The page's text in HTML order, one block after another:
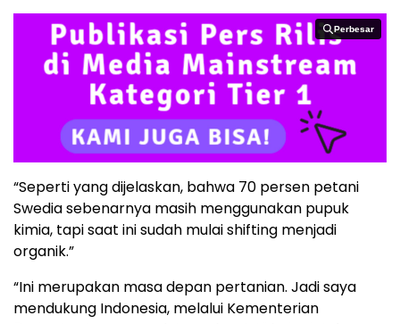
Perbesar
Perbesar
“Seperti yang dijelaskan, bahwa 70 persen petani
Swedia sebenarnya masih menggunakan pupuk
kimia, tapi saat ini sudah mulai shifting menjadi
organik.”
“Ini merupakan masa depan pertanian. Jadi saya
mendukung Indonesia, melalui Kementerian